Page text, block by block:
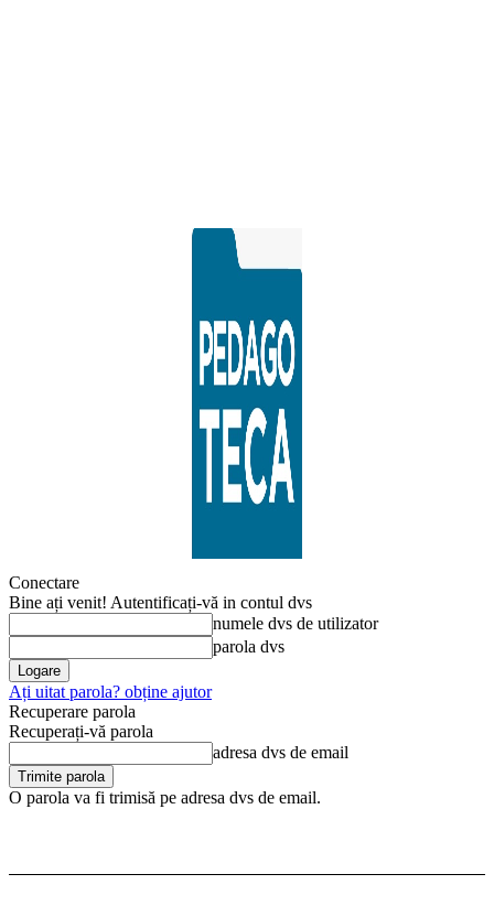
Conectare
Bine ați venit! Autentificați-vă in contul dvs
numele dvs de utilizator
parola dvs
Ați uitat parola? obține ajutor
Recuperare parola
Recuperați-vă parola
adresa dvs de email
O parola va fi trimisă pe adresa dvs de email.